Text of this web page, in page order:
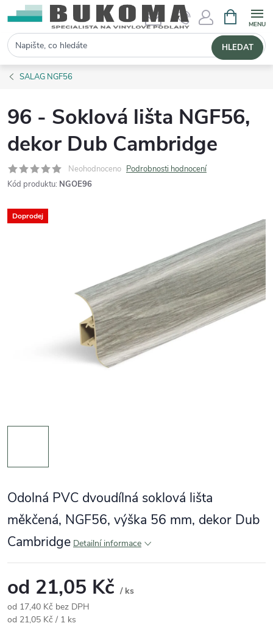
Hledat HLEDAT
SALAG NGF56
96 - Soklová lišta NGF56,
dekor Dub Cambridge
Neohodnoceno Podrobnosti hodnocení
Kód produktu: NGOE96
Doprodej
Odolná PVC dvoudílná soklová lišta
měkčená, NGF56, výška 56 mm, dekor Dub
Cambridge Detailní informace
od 21,05 Kč / ks
od 17,40 Kč bez DPH
Měrná cena:
od 21,05 Kč / 1 ks